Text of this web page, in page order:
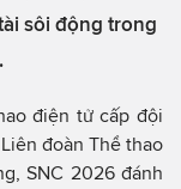
sôi động trong
điện tử cấp đội
đoàn Thể thao
SNC 2026 đánh